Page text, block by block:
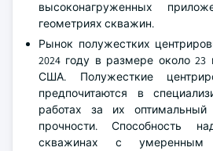
высоконагруженных
геометриях скважин.
Рынок полужестких
2024 году в размере около 23
США. Полужесткие
предпочитаются в
работах за их
прочности. Способность
скважинах с умеренным